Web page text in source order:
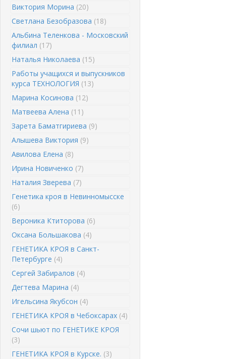
Виктория Морина (20)
Светлана Безобразова (18)
Альбина Теленкова - Московский
филиал (17)
Наталья Николаева (15)
Работы учащихся и выпускников
курса ТЕХНОЛОГИЯ (13)
Марина Косинова (12)
Матвеева Алена (11)
Зарета Баматгириева (9)
Алышева Виктория (9)
Авилова Елена (8)
Ирина Новиченко (7)
Наталия Зверева (7)
Генетика кроя в Невинномысске
(6)
Вероника Ктиторова (6)
Оксана Большакова (4)
ГЕНЕТИКА КРОЯ в Санкт-
Петербурге (4)
Сергей Забиралов (4)
Дегтева Марина (4)
Игельсина Якубсон (4)
ГЕНЕТИКА КРОЯ в Чебоксарах (4)
Сочи шьют по ГЕНЕТИКЕ КРОЯ
(3)
ГЕНЕТИКА КРОЯ в Курске. (3)